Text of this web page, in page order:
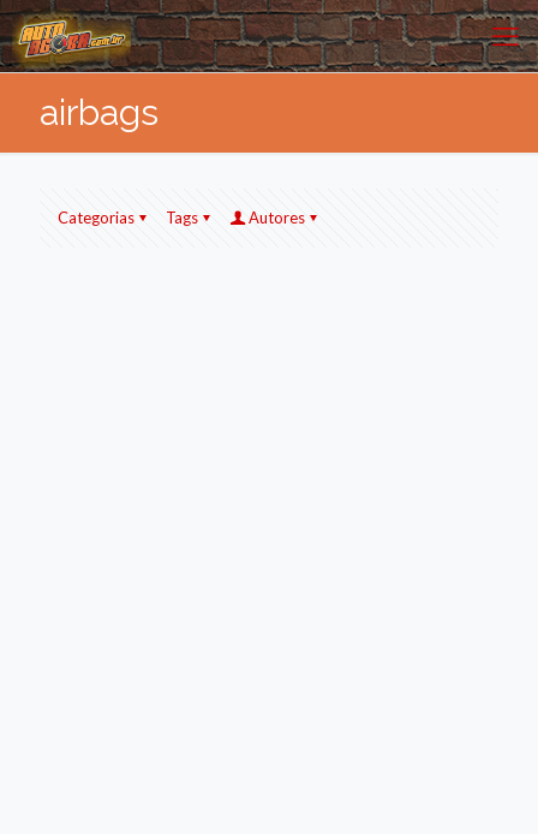
airbags
Categorias Tags Autores